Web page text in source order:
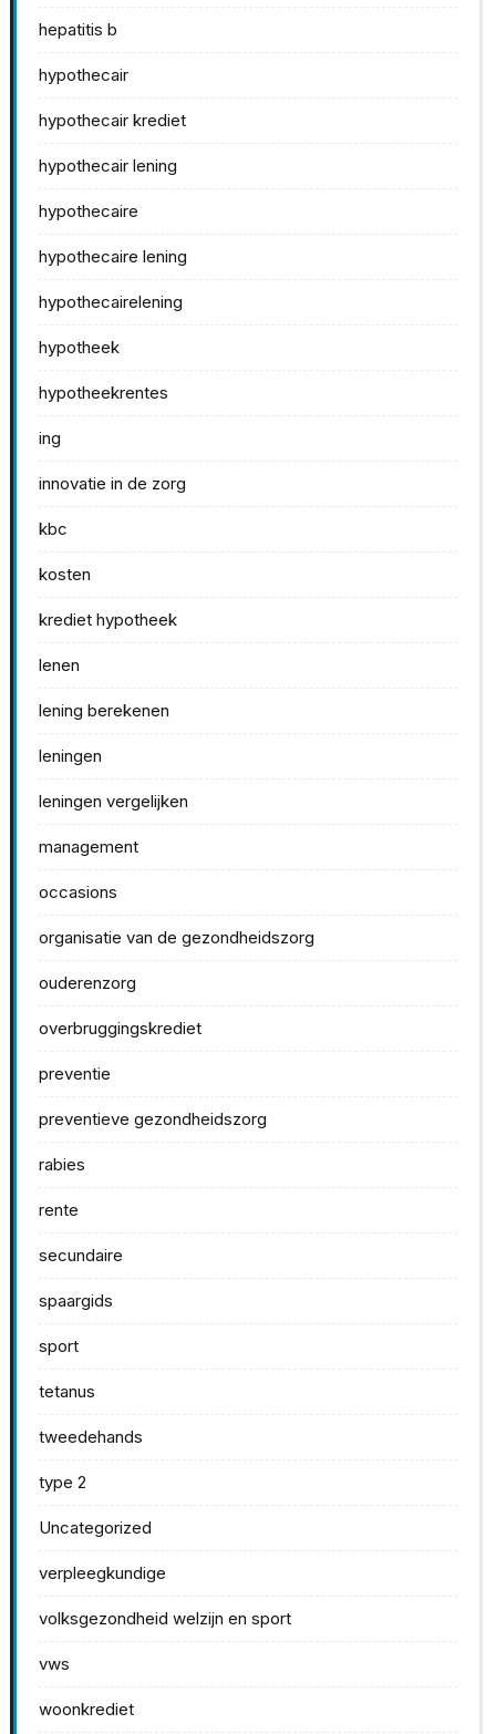
hepatitis b
hypothecair
hypothecair krediet
hypothecair lening
hypothecaire
hypothecaire lening
hypothecairelening
hypotheek
hypotheekrentes
ing
innovatie in de zorg
kbc
kosten
krediet hypotheek
lenen
lening berekenen
leningen
leningen vergelijken
management
occasions
organisatie van de gezondheidszorg
ouderenzorg
overbruggingskrediet
preventie
preventieve gezondheidszorg
rabies
rente
secundaire
spaargids
sport
tetanus
tweedehands
type 2
Uncategorized
verpleegkundige
volksgezondheid welzijn en sport
vws
woonkrediet